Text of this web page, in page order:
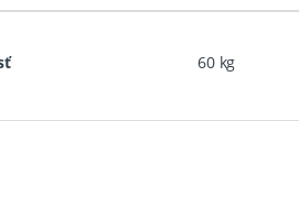
60 kg